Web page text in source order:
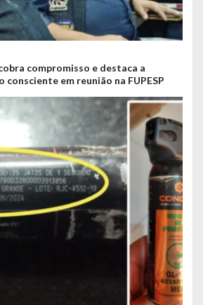
compromisso e destaca a
em reunião na FUPESP